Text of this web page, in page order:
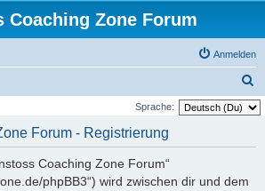
Coaching Zone Forum
Anmelden
u
Sprache:
Forum - Registrierung
Coaching Zone Forum“
phpBB3“) wird zwischen dir und dem